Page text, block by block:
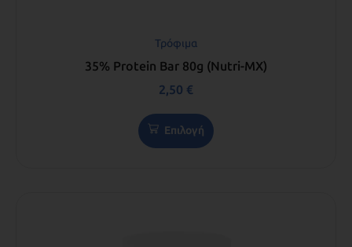
Τρόφιμα
35% Protein Bar 80g (Nutri-MX)
2,50 €
Επιλογή